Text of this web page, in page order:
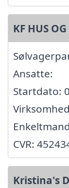
KF HUS
Ansatte:
Startdato:
CVR:
Kristina's